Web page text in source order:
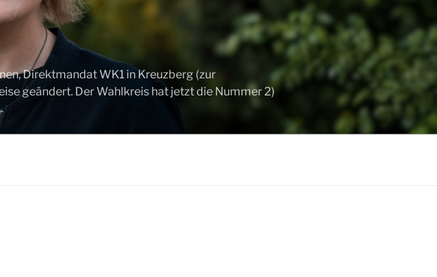
Direktmandat WK1 in Kreuzberg (zur
geändert. Der Wahlkreis hat jetzt die Nummer 2)